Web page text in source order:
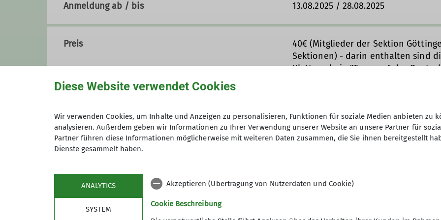
Anmeldung ab / bis 13.08.2025 / 28.08.2025
Preis
40€ (Mitglieder der Sektion
Sektionen) - darin enthalten sind
Kletterschein "Toprope" des
Bitte online oder in der
Maximale Teilnehmeranzahl
Diese Website verwendet Cookies
Wir verwenden Cookies, um Inhalte und Anzeigen zu personalisieren, Funktionen für soziale Medien anbieten zu
analysieren. Außerdem geben wir Informationen zu Ihrer Verwendung unserer Website an unsere Partner für
Partner führen diese Informationen möglicherweise mit weiteren Daten zusammen, die Sie ihnen bereitgestellt
Dienste gesammelt haben.
ANALYTICS
SYSTEM
Akzeptieren (Übertragung von Nutzerdaten und Cookie)
Cookie Beschreibung